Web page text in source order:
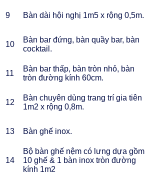
9 Bàn dài hội nghị 1m5 x rộng 0,5m.
10
Bàn bar đứng, bàn quầy bar, bàn
cocktail.
11
Bàn bar thấp, bàn tròn nhỏ, bàn
tròn đường kính 60cm.
12
Bàn chuyên dùng trang trí gia tiên
1m2 x rộng 0,8m.
13 Bàn ghế inox.
14
Bộ bàn ghế nệm có lưng dựa gồm
10 ghế & 1 bàn inox tròn đường
kính 1m2